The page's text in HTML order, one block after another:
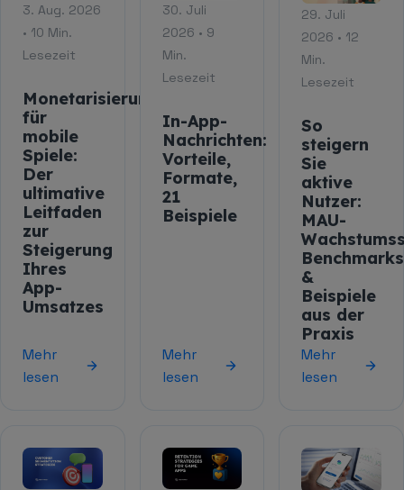
3. Aug. 2026
• 10 Min.
Lesezeit
Monetarisierungsstrategien
für
mobile
Spiele:
Der
ultimative
Leitfaden
zur
Steigerung
Ihres
App-
Umsatzes
Mehr
lesen
30. Juli
2026 • 9
Min.
Lesezeit
In-App-
Nachrichten:
Vorteile,
Formate,
21
Beispiele
Mehr
lesen
29. Juli
2026 • 12
Min.
Lesezeit
So
steigern
Sie
aktive
Nutzer:
MAU-
Benchmarks
&
Beispiele
aus der
Praxis
Mehr
lesen